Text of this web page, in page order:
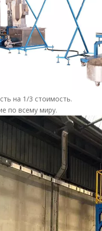
на 1/3 стоимость.
по всему миру.